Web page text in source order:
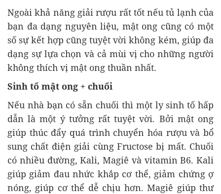
Ngoài khả năng giải rượu rất tốt nếu tủ lạnh của
bạn đa dạng nguyên liệu, mật ong cũng có một
số sự kết hợp cũng tuyệt vời không kém, giúp đa
dạng sự lựa chọn và cả mùi vị cho những người
không thích vị mật ong thuần nhất.
Sinh tố mật ong + chuối
Nếu nhà bạn có sẵn chuối thì một ly sinh tố hấp
dẫn là một ý tưởng rất tuyệt vời. Bởi mật ong
giúp thúc đẩy quá trình chuyển hóa rượu và bổ
sung chất điện giải cùng Fructose bị mất. Chuối
có nhiều đường, Kali, Magiê và vitamin B6. Kali
giúp giảm đau nhức khắp cơ thể, giảm chứng ợ
nóng, giúp cơ thể dễ chịu hơn. Magiê giúp thư